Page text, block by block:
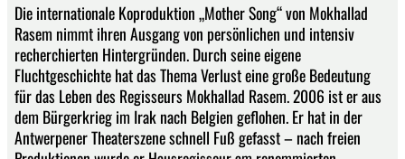
Die internationale Koproduktion „Mother Song“ von Mokhallad
Rasem nimmt ihren Ausgang von persönlichen und intensiv
recherchierten Hintergründen. Durch seine eigene
Fluchtgeschichte hat das Thema Verlust eine große Bedeutung
für das Leben des Regisseurs Mokhallad Rasem. 2006 ist er aus
dem Bürgerkrieg im Irak nach Belgien geflohen. Er hat in der
Antwerpener Theaterszene schnell Fuß gefasst – nach freien